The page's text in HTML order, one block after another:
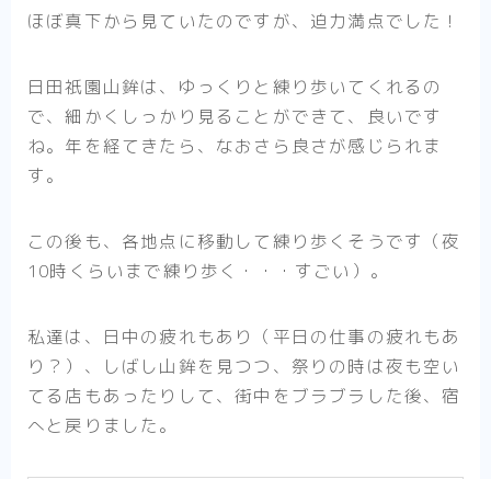
ほぼ真下から見ていたのですが、迫力満点でした！
日田祇園山鉾は、ゆっくりと練り歩いてくれるの
で、細かくしっかり見ることができて、良いです
ね。年を経てきたら、なおさら良さが感じられま
す。
この後も、各地点に移動して練り歩くそうです（夜
10時くらいまで練り歩く・・・すごい）。
私達は、日中の疲れもあり（平日の仕事の疲れもあ
り？）、しばし山鉾を見つつ、祭りの時は夜も空い
てる店もあったりして、街中をブラブラした後、宿
へと戻りました。